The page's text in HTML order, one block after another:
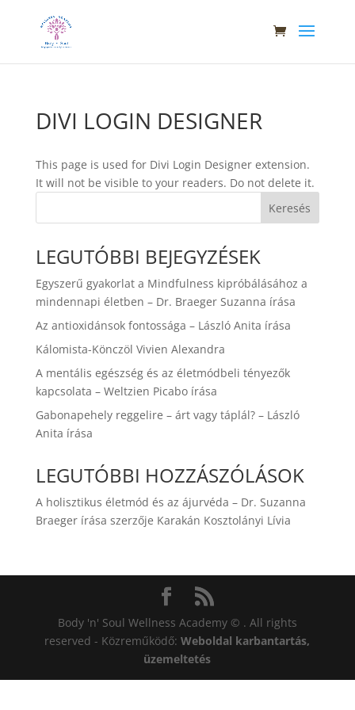
DIVI LOGIN DESIGNER
This page is used for Divi Login Designer extension.
It will not be visible to your readers. Do not delete it.
Keresés
LEGUTÓBBI BEJEGYZÉSEK
Egyszerű gyakorlat a Mindfulness kipróbálásához a
mindennapi életben – Dr. Braeger Suzanna írása
Az antioxidánsok fontossága – László Anita írása
Kálomista-Könczöl Vivien Alexandra
A mentális egészség és az életmódbeli tényezők
kapcsolata – Weltzien Picabo írása
Gabonapehely reggelire – árt vagy táplál? – László
Anita írása
LEGUTÓBBI HOZZÁSZÓLÁSOK
A holisztikus életmód és az ájurvéda – Dr. Suzanna
Braeger írása szerzője Karakán Kosztolányi Lívia
Body 'n' Soul Wellness Academy © . All rights
reserved - Közreműködő:Weboldal karbantartás,
üzemeltetés